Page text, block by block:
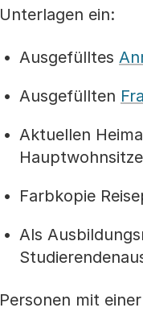
Unterlagen ein:
Ausgefülltes
Ausgefüllten
Aktuellen
Farbkopie
Als
Personen mit